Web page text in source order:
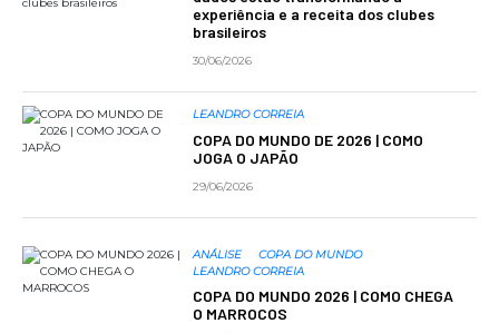
experiência e a receita dos clubes
brasileiros
30/06/2026
LEANDRO CORREIA
COPA DO MUNDO DE 2026 | COMO
JOGA O JAPÃO
29/06/2026
ANÁLISE
COPA DO MUNDO
LEANDRO CORREIA
COPA DO MUNDO 2026 | COMO CHEGA
O MARROCOS